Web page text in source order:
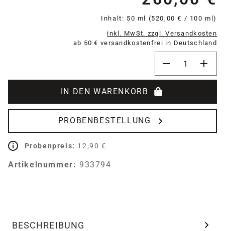
Inhalt: 50 ml (520,00 € / 100 ml)
inkl. MwSt. zzgl. Versandkosten
ab 50 € versandkostenfrei in Deutschland
IN DEN WARENKORB
PROBENBESTELLUNG
Probenpreis: 12,90 €
Artikelnummer: 933794
BESCHREIBUNG